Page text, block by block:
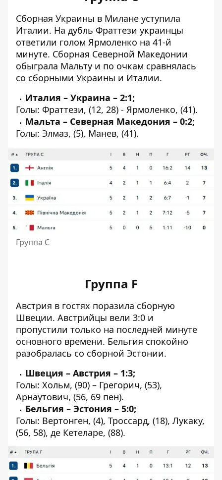
Сборная Украины в Милане уступила
Италии. На дубль Фраттези украинцы
ответили голом Ярмоленко на 41-й
минуте. Сборная Северной Македонии
обыграла Мальту и по очкам сравнялась
со сборными Украины и Италии.
Италия – Украина – 2:1;
Голы: Фраттези, (12, 28) - Ярмоленко, (41).
Мальта – Северная Македония – 0:2;
Голы: Элмаз, (5), Манев, (41).
Группа С
Группа F
Австрия в гостях поразила сборную
Швеции. Австрийцы вели 3:0 и
пропустили только на последней минуте
основного времени. Бельгия спокойно
разобралась со сборной Эстонии.
Швеция – Австрия – 1:3;
Голы: Хольм, (90) – Грегорич, (53),
Арнаутович, (56, 69 пен).
Бельгия – Эстония – 5:0;
Голы: Вертонген, (4), Троссард, (18), Лукаку,
(56, 58), де Кетеларе, (88).